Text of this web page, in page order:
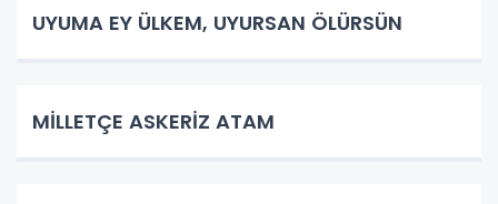
UYUMA EY ÜLKEM, UYURSAN ÖLÜRSÜN
​MİLLETÇE ASKERİZ ATAM